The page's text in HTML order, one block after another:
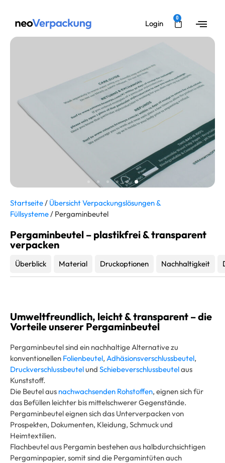
Login
0
Startseite/ Übersicht Verpackungslösungen &
Füllsysteme/ Pergaminbeutel
Pergaminbeutel – plastikfrei & transparent
verpacken
Überblick Material Druckoptionen Nachhaltigkeit
Umweltfreundlich, leicht & transparent – die
Vorteile unserer Pergaminbeutel
Pergaminbeutel sind ein nachhaltige Alternative zu
konventionellen Folienbeutel, Adhäsionsverschlussbeutel,
Druckverschlussbeutelund Schiebeverschlussbeutelaus
Kunststoff.
Die Beutel aus nachwachsenden Rohstoffen, eignen sich für
das Befüllen leichter bis mittelschwerer Gegenstände.
Pergaminbeutel eignen sich das Unterverpacken von
Prospekten, Dokumenten, Kleidung, Schmuck und
Heimtextilien.
Flachbeutel aus Pergamin bestehen aus halbdurchsichtigen
Pergaminpapier, somit sind die Pergamintüten auch